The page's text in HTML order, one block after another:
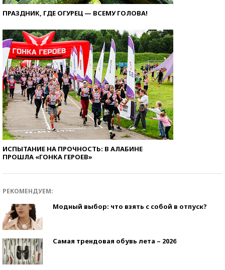
ПРАЗДНИК, ГДЕ ОГУРЕЦ — ВСЕМУ ГОЛОВА!
ИСПЫТАНИЕ НА ПРОЧНОСТЬ: В АЛАБИНЕ
ПРОШЛА «ГОНКА ГЕРОЕВ»
РЕКОМЕНДУЕМ:
Модный выбор: что взять с собой в отпуск?
Самая трендовая обувь лета – 2026